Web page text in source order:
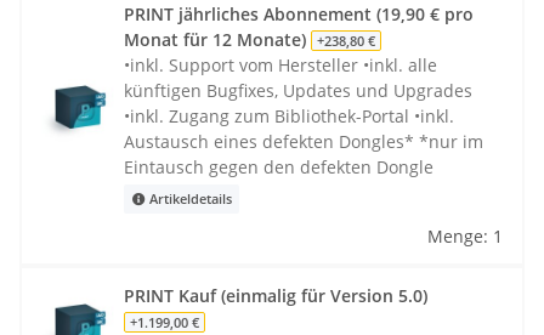
PRINT jährliches Abonnement (19,90 € pro
Monat für 12 Monate)
+238,80 €
•inkl. Support vom Hersteller •inkl. alle
künftigen Bugfixes, Updates und Upgrades
•inkl. Zugang zum Bibliothek-Portal •inkl.
Austausch eines defekten Dongles* *nur im
Eintausch gegen den defekten Dongle
Artikeldetails
Menge: 1
PRINT Kauf (einmalig für Version 5.0)
+1.199,00 €